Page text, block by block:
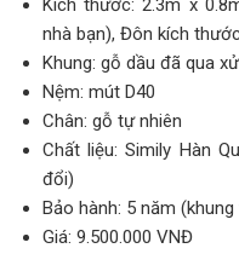
Kích thước: 2.3m x
nhà bạn), Đôn kích
Khung: gỗ dầu đã qua
Nệm: mút D40
Chân: gỗ tự nhiên
Chất liệu: Simily Hàn
đổi)
Bảo hành: 5 năm
Giá: 9.500.000 VNĐ